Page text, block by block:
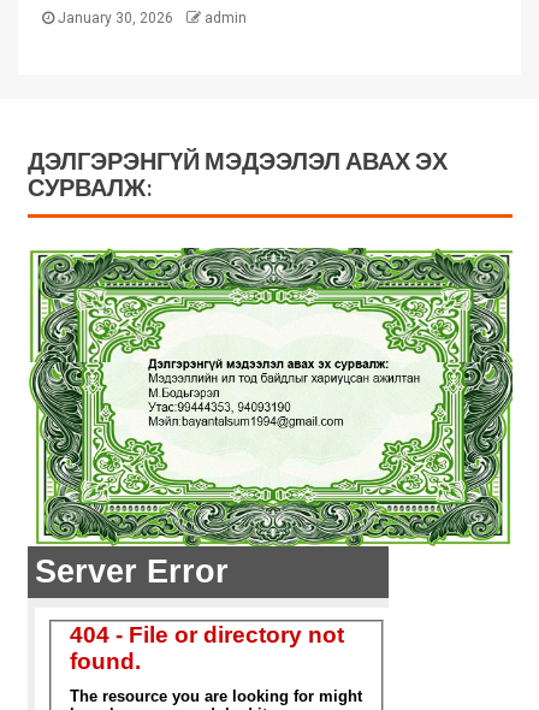
January 30, 2026 admin
ДЭЛГЭРЭНГҮЙ МЭДЭЭЛЭЛ АВАХ ЭХ
СУРВАЛЖ: